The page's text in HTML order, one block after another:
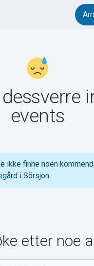
Support
Tickster
events
ikke finne noen
i Sörsjön.
etter noe